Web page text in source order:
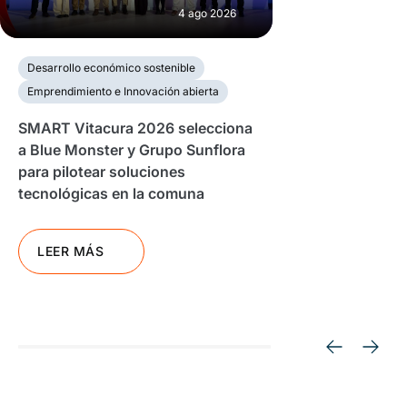
4 ago 2026
Desarrollo económico sostenible
Emprendimiento e Innovación abierta
SMART Vitacura 2026 selecciona
a Blue Monster y Grupo Sunflora
para pilotear soluciones
tecnológicas en la comuna
LEER MÁS